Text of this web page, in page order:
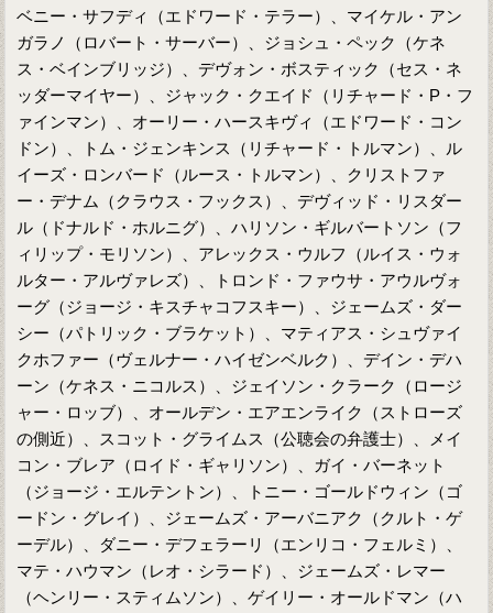
ベニー・サフディ（エドワード・テラー）、マイケル・アン
ガラノ（ロバート・サーバー）、ジョシュ・ペック（ケネ
ス・ベインブリッジ）、デヴォン・ボスティック（セス・ネ
ッダーマイヤー）、ジャック・クエイド（リチャード・P・フ
ァインマン）、オーリー・ハースキヴィ（エドワード・コン
ドン）、トム・ジェンキンス（リチャード・トルマン）、ル
イーズ・ロンバード（ルース・トルマン）、クリストファ
ー・デナム（クラウス・フックス）、デヴィッド・リスダー
ル（ドナルド・ホルニグ）、ハリソン・ギルバートソン（フ
ィリップ・モリソン）、アレックス・ウルフ（ルイス・ウォ
ルター・アルヴァレズ）、トロンド・ファウサ・アウルヴォ
ーグ（ジョージ・キスチャコフスキー）、ジェームズ・ダー
シー（パトリック・ブラケット）、マティアス・シュヴァイ
クホファー（ヴェルナー・ハイゼンベルク）、デイン・デハ
ーン（ケネス・ニコルス）、ジェイソン・クラーク（ロージ
ャー・ロッブ）、オールデン・エアエンライク（ストローズ
の側近）、スコット・グライムス（公聴会の弁護士）、メイ
コン・ブレア（ロイド・ギャリソン）、ガイ・バーネット
（ジョージ・エルテントン）、トニー・ゴールドウィン（ゴ
ードン・グレイ）、ジェームズ・アーバニアク（クルト・ゲ
ーデル）、ダニー・デフェラーリ（エンリコ・フェルミ）、
マテ・ハウマン（レオ・シラード）、ジェームズ・レマー
（ヘンリー・スティムソン）、ゲイリー・オールドマン（ハ